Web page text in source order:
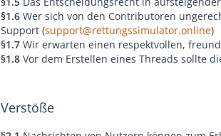
§1.6 Wer sich von den Contributoren
Support (support@rettungssimulator.online)
§1.7 Wir erwarten einen respektvollen,
§1.8 Vor dem Erstellen eines Threads sollte
Verstöße